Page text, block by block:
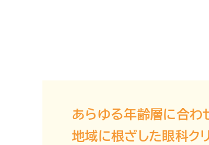
あらゆる年齢層に合わ
地域に根ざした眼科ク